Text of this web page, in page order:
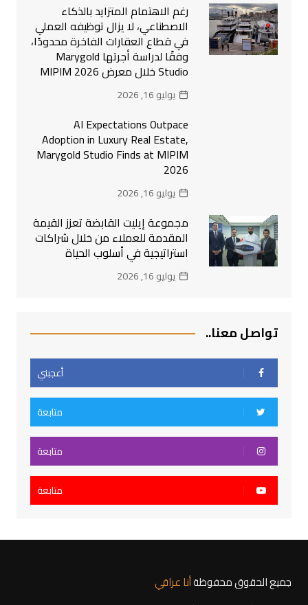
رغم الاهتمام المتزايد بالذكاء
الاصطناعي، لا يزال توظيفه العملي
في قطاع العقارات الفاخرة محدودًا،
وفقًا لدراسة أجرتها Marygold
Studio خلال معرض MIPIM 2026
يوليو 16, 2026
AI Expectations Outpace
Adoption in Luxury Real Estate,
Marygold Studio Finds at MIPIM
2026
يوليو 16, 2026
مجموعة إيليت القابضة تعزز القيمة
المقدمة للعملاء من خلال شراكات
استراتيجية في أسلوب الحياة
يوليو 16, 2026
تواصل معنا..
أعجبني
متابعة
متابعة
متابعة
جميع الحقوق محفوظةأنا عراقي